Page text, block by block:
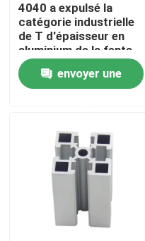
Accueil
Contacts
Produits
4040 a expulsé la
catégorie industrielle
de T d'épaisseur en
aluminium de la fente
3.0mm
envoyer une